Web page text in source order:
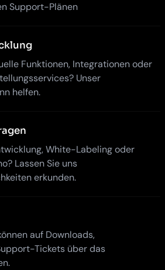
Support-Plänen
Funktionen, Integrationen oder
Unser
helfen.
White-Labeling oder
Lassen Sie uns
erkunden.
auf Downloads,
Tickets über das